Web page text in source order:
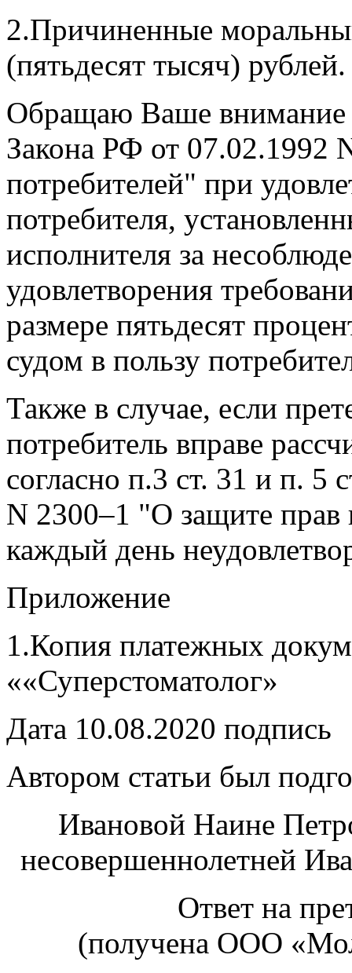
2.Причиненные
(пятьдесят тысяч) рублей.
Обращаю Ваше внимание
Закона РФ от 07.02.1992
потребителей" при
потребителя,
исполнителя за
удовлетворения
размере пятьдесят
судом в пользу
Также в случае, если
потребитель вправе
согласно п.3 ст. 31 и п. 5
N 2300–1 "О защите прав
каждый день
Приложение
1.Копия платежных
««Суперстоматолог»
Дата 10.08.2020 подпись
Автором статьи был
Ивановой Наине
несовершеннолетней
Ответ на
(получена ООО